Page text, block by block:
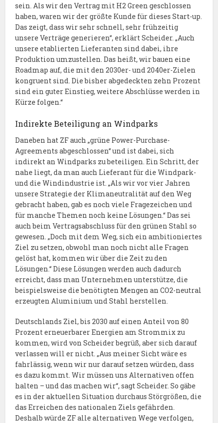
sein. Als wir den Vertrag mit H2 Green geschlossen
haben, waren wir der größte Kunde für dieses Start-up.
Das zeigt, dass wir sehr schnell, sehr frühzeitig
unsere Verträge generieren“, erklärt Scheider. „Auch
unsere etablierten Lieferanten sind dabei, ihre
Produktion umzustellen. Das heißt, wir bauen eine
Roadmap auf, die mit den 2030er- und 2040er-Zielen
kongruent sind. Die bisher abgedeckten zehn Prozent
sind ein guter Einstieg, weitere Abschlüsse werden in
Kürze folgen.“
Indirekte Beteiligung an Windparks
Daneben hat ZF auch „grüne Power-Purchase-
Agreements abgeschlossen“ und ist dabei, sich
indirekt an Windparks zu beteiligen. Ein Schritt, der
nahe liegt, da man auch Lieferant für die Windpark-
und die Windindustrie ist. „Als wir vor vier Jahren
unsere Strategie der Klimaneutralität auf den Weg
gebracht haben, gab es noch viele Fragezeichen und
für manche Themen noch keine Lösungen.“ Das sei
auch beim Vertragsabschluss für den grünen Stahl so
gewesen. „Doch mit dem Weg, sich ein ambitioniertes
Ziel zu setzen, obwohl man noch nicht alle Fragen
gelöst hat, kommen wir über die Zeit zu den
Lösungen.“ Diese Lösungen werden auch dadurch
erreicht, dass man Unternehmen unterstütze, die
beispielsweise die benötigten Mengen an CO2-neutral
erzeugten Aluminium und Stahl herstellen.
Deutschlands Ziel, bis 2030 auf einen Anteil von 80
Prozent erneuerbarer Energien am Strommix zu
kommen, wird von Scheider begrüß, aber sich darauf
verlassen will er nicht. „Aus meiner Sicht wäre es
fahrlässig, wenn wir nur darauf setzen würden, dass
es dazu kommt. Wir müssen uns Alternativen offen
halten – und das machen wir“, sagt Scheider. So gäbe
es in der aktuellen Situation durchaus Störgrößen, die
das Erreichen des nationalen Ziels gefährden.
Deshalb würde ZF alle alternativen Wege verfolgen,